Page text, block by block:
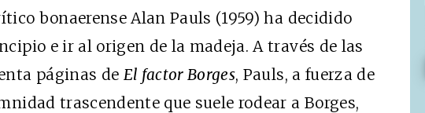
bonaerense Alan Pauls (1959) ha decidido
e ir al origen de la madeja. A través de las
páginas de El factor Borges, Pauls, a fuerza de
trascendente que suele rodear a Borges,